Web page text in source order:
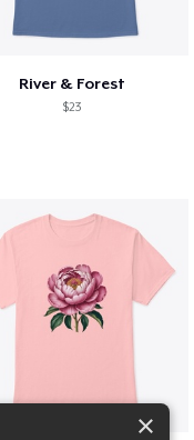
River & Forest
$23
×